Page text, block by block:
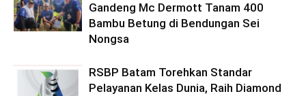
Gandeng Mc Dermott Tanam 400
Bambu Betung di Bendungan Sei
Nongsa
RSBP Batam Torehkan Standar
Pelayanan Kelas Dunia, Raih Diamond